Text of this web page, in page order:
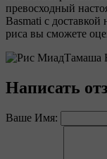
превосходный
Basmati с
риса вы сможете
Написать
Ваше Имя: